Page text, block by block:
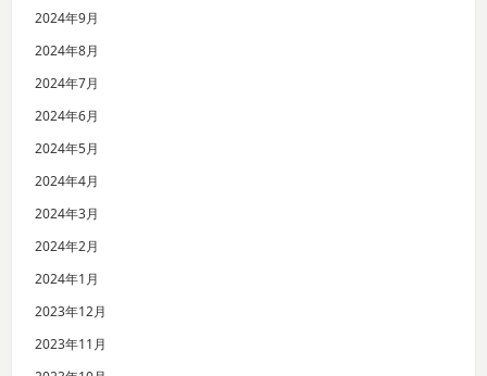
2024年9月
2024年8月
2024年7月
2024年6月
2024年5月
2024年4月
2024年3月
2024年2月
2024年1月
2023年12月
2023年11月